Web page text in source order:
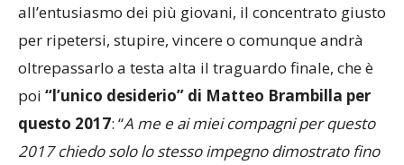
all’entusiasmo dei più giovani, il concentrato giusto
per ripetersi, stupire, vincere o comunque andrà
oltrepassarlo a testa alta il traguardo finale, che è
poi “l’unico desiderio” di Matteo Brambilla per
questo 2017: “A me e ai miei compagni per questo
2017 chiedo solo lo stesso impegno dimostrato fino